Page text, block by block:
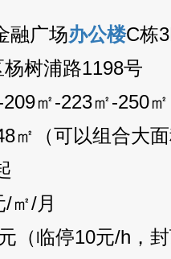
融广场办公楼C栋
杨树浦路1198号
209㎡-223㎡-250㎡
㎡（可以组合大
/㎡/月
（临停10元/h，